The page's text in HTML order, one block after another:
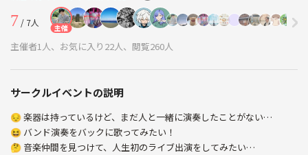
7/ 7人 主催
主催者1人、お気に入り22人、閲覧260人
サークルイベントの説明
😔 楽器は持っているけど、まだ人と一緒に演奏したことがない…
😆 バンド演奏をバックに歌ってみたい！
🤔 音楽仲間を見つけて、人生初のライブ出演をしてみたい…